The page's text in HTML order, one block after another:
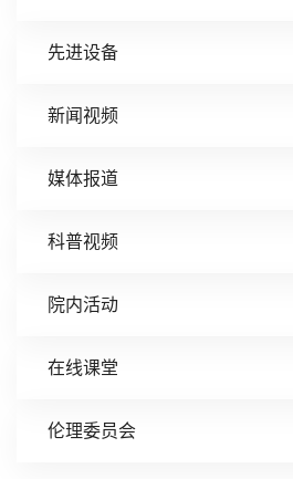
先进设备
新闻视频
媒体报道
科普视频
院内活动
在线课堂
伦理委员会